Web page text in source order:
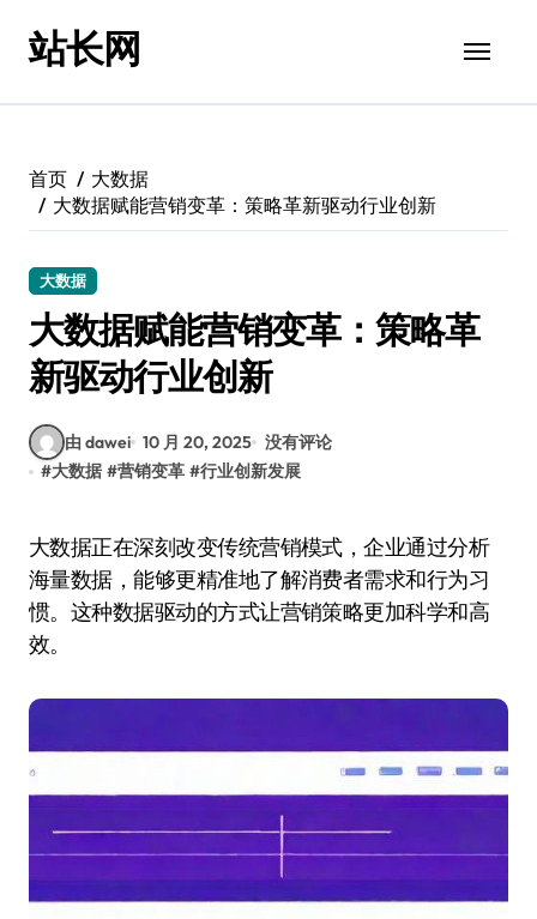
站长网
首页
大数据
大数据赋能营销变革：策略革新驱动行业创新
大数据
大数据赋能营销变革：策略革
新驱动行业创新
由 dawei 10 月 20, 2025 没有评论
#大数据 #营销变革 #行业创新发展
大数据正在深刻改变传统营销模式，企业通过分析
海量数据，能够更精准地了解消费者需求和行为习
惯。这种数据驱动的方式让营销策略更加科学和高
效。